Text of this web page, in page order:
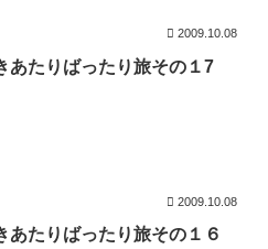
2009.10.08
あたりばったり旅その１7
2009.10.08
あたりばったり旅その１６